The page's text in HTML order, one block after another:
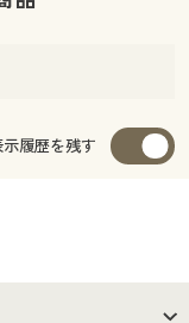
示履歴を残す